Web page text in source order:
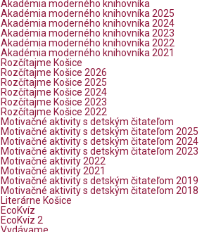
Akadémia moderného knihovníka
Akadémia moderného knihovníka 2025
Akadémia moderného knihovníka 2024
Akadémia moderného knihovníka 2023
Akadémia moderného knihovníka 2022
Akadémia moderného knihovníka 2021
Rozčítajme Košice
Rozčítajme Košice 2026
Rozčítajme Košice 2025
Rozčítajme Košice 2024
Rozčítajme Košice 2023
Rozčítajme Košice 2022
Motivačné aktivity s detským čitateľom
Motivačné aktivity s detským čitateľom 2025
Motivačné aktivity s detským čitateľom 2024
Motivačné aktivity s detským čitateľom 2023
Motivačné aktivity 2022
Motivačné aktivity 2021
Motivačné aktivity s detským čitateľom 2019
Motivačné aktivity s detským čitateľom 2018
Literárne Košice
EcoKvíz
EcoKvíz 2